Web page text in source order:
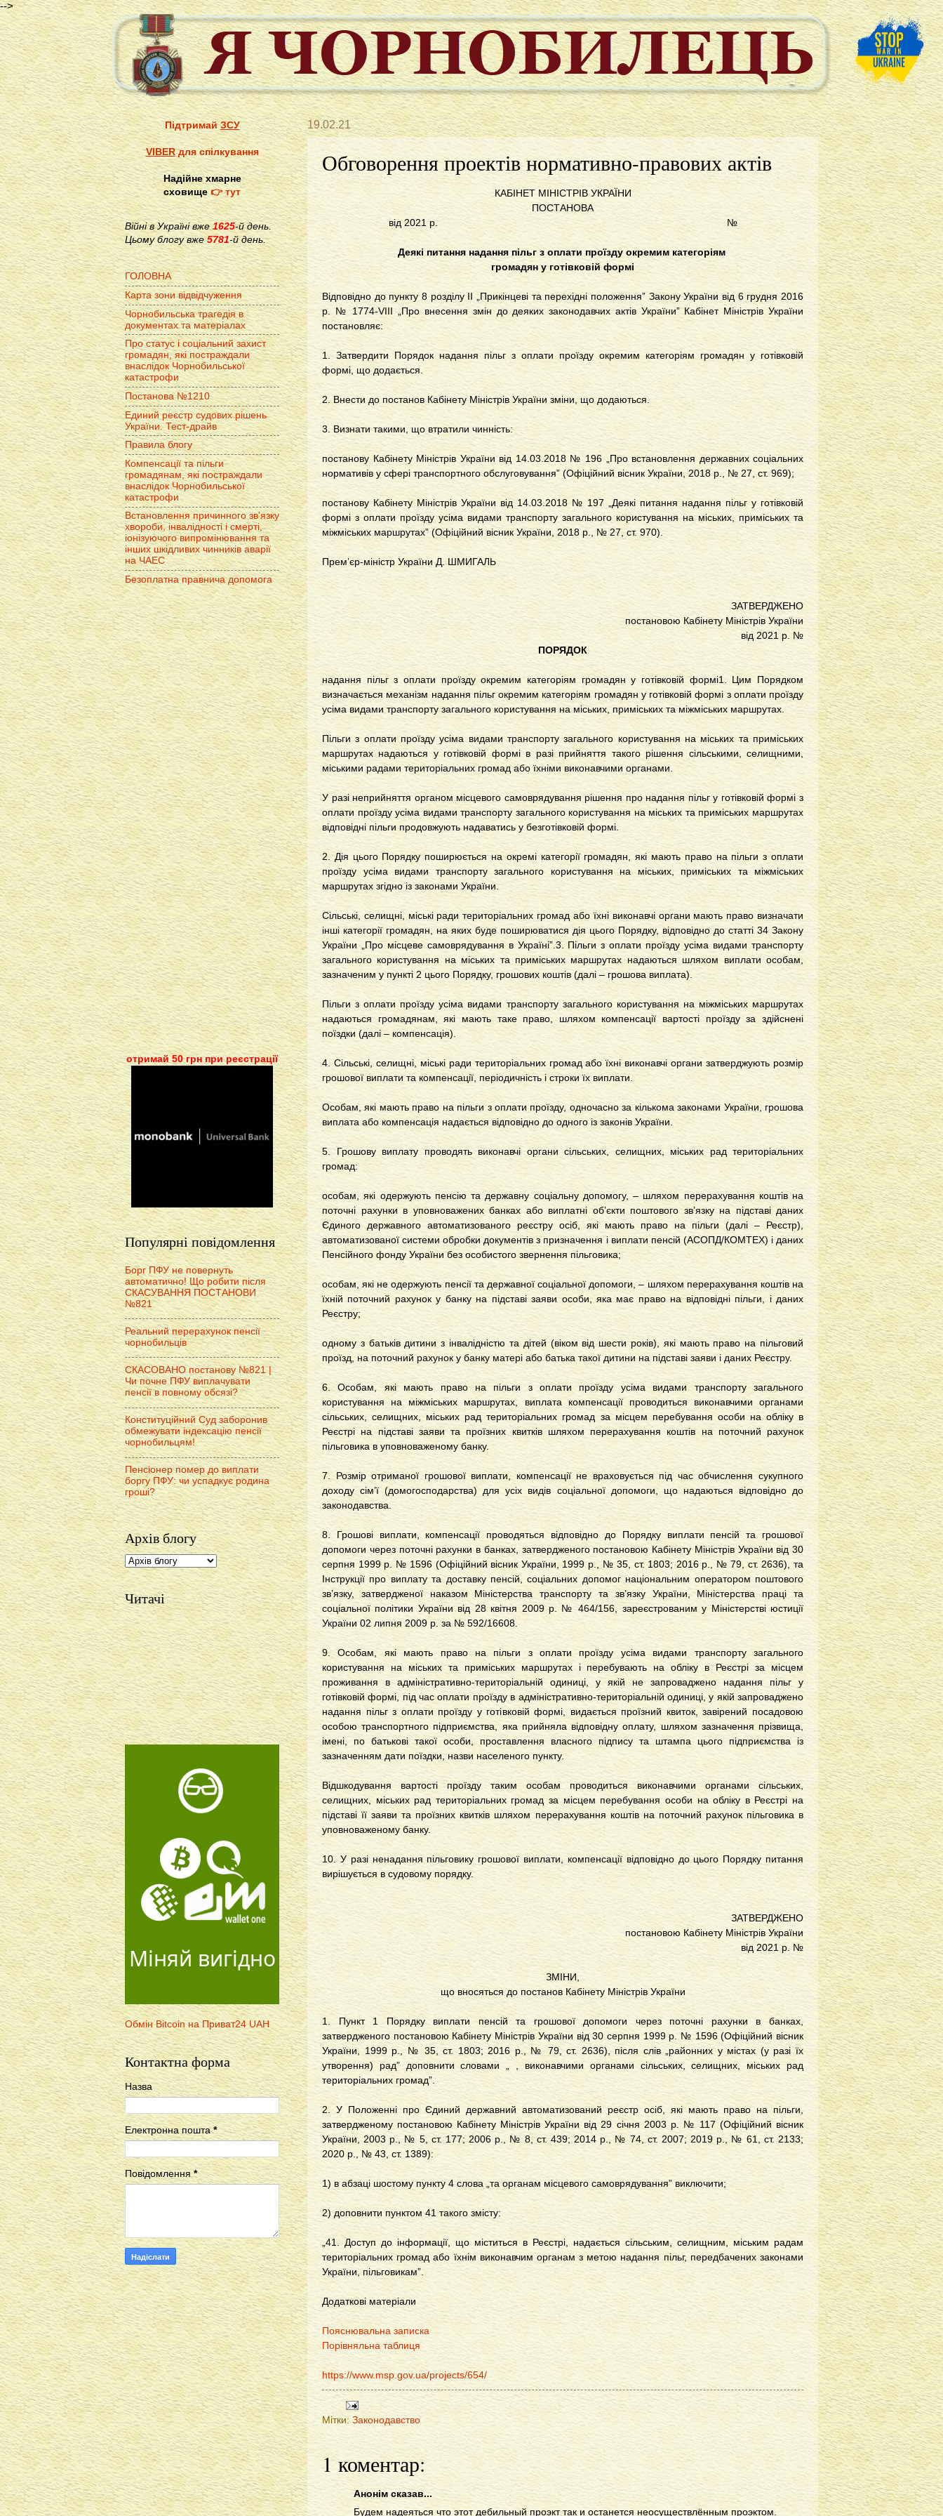
-->
19.02.21
Обговорення проектів нормативно-правових актів
КАБІНЕТ МІНІСТРІВ УКРАЇНИ
ПОСТАНОВА
від 2021 р. №
Деякі питання надання пільг з оплати проїзду окремим категоріям
громадян у готівковій формі
Відповідно до пункту 8 розділу II „Прикінцеві та перехідні положення” Закону України від 6 грудня 2016
р. № 1774-VIII „Про внесення змін до деяких законодавчих актів України” Кабінет Міністрів України
постановляє:
1. Затвердити Порядок надання пільг з оплати проїзду окремим категоріям громадян у готівковій
формі, що додається.
2. Внести до постанов Кабінету Міністрів України зміни, що додаються.
3. Визнати такими, що втратили чинність:
постанову Кабінету Міністрів України від 14.03.2018 № 196 „Про встановлення державних соціальних
нормативів у сфері транспортного обслуговування” (Офіційний вісник України, 2018 р., № 27, ст. 969);
постанову Кабінету Міністрів України від 14.03.2018 № 197 „Деякі питання надання пільг у готівковій
формі з оплати проїзду усіма видами транспорту загального користування на міських, приміських та
міжміських маршрутах” (Офіційний вісник України, 2018 р., № 27, ст. 970).
Прем’єр-міністр України Д. ШМИГАЛЬ
ЗАТВЕРДЖЕНО
постановою Кабінету Міністрів України
від 2021 р. №
ПОРЯДОК
надання пільг з оплати проїзду окремим категоріям громадян у готівковій формі1. Цим Порядком
визначається механізм надання пільг окремим категоріям громадян у готівковій формі з оплати проїзду
усіма видами транспорту загального користування на міських, приміських та міжміських маршрутах.
Пільги з оплати проїзду усіма видами транспорту загального користування на міських та приміських
маршрутах надаються у готівковій формі в разі прийняття такого рішення сільськими, селищними,
міськими радами територіальних громад або їхніми виконавчими органами.
У разі неприйняття органом місцевого самоврядування рішення про надання пільг у готівковій формі з
оплати проїзду усіма видами транспорту загального користування на міських та приміських маршрутах
відповідні пільги продовжують надаватись у безготівковій формі.
2. Дія цього Порядку поширюється на окремі категорії громадян, які мають право на пільги з оплати
проїзду усіма видами транспорту загального користування на міських, приміських та міжміських
маршрутах згідно із законами України.
Сільські, селищні, міські ради територіальних громад або їхні виконавчі органи мають право визначати
інші категорії громадян, на яких буде поширюватися дія цього Порядку, відповідно до статті 34 Закону
України „Про місцеве самоврядування в Україні”.3. Пільги з оплати проїзду усіма видами транспорту
загального користування на міських та приміських маршрутах надаються шляхом виплати особам,
зазначеним у пункті 2 цього Порядку, грошових коштів (далі – грошова виплата).
Пільги з оплати проїзду усіма видами транспорту загального користування на міжміських маршрутах
надаються громадянам, які мають таке право, шляхом компенсації вартості проїзду за здійснені
поїздки (далі – компенсація).
4. Сільські, селищні, міські ради територіальних громад або їхні виконавчі органи затверджують розмір
грошової виплати та компенсації, періодичність і строки їх виплати.
Особам, які мають право на пільги з оплати проїзду, одночасно за кількома законами України, грошова
виплата або компенсація надається відповідно до одного із законів України.
5. Грошову виплату проводять виконавчі органи сільських, селищних, міських рад територіальних
громад:
особам, які одержують пенсію та державну соціальну допомогу, – шляхом перерахування коштів на
поточні рахунки в уповноважених банках або виплатні об’єкти поштового зв’язку на підставі даних
Єдиного державного автоматизованого реєстру осіб, які мають право на пільги (далі – Реєстр),
автоматизованої системи обробки документів з призначення і виплати пенсій (АСОПД/КОМТЕХ) і даних
Пенсійного фонду України без особистого звернення пільговика;
особам, які не одержують пенсії та державної соціальної допомоги, – шляхом перерахування коштів на
їхній поточний рахунок у банку на підставі заяви особи, яка має право на відповідні пільги, і даних
Реєстру;
одному з батьків дитини з інвалідністю та дітей (віком від шести років), які мають право на пільговий
проїзд, на поточний рахунок у банку матері або батька такої дитини на підставі заяви і даних Реєстру.
6. Особам, які мають право на пільги з оплати проїзду усіма видами транспорту загального
користування на міжміських маршрутах, виплата компенсації проводиться виконавчими органами
сільських, селищних, міських рад територіальних громад за місцем перебування особи на обліку в
Реєстрі на підставі заяви та проїзних квитків шляхом перерахування коштів на поточний рахунок
пільговика в уповноваженому банку.
7. Розмір отриманої грошової виплати, компенсації не враховується під час обчислення сукупного
доходу сім’ї (домогосподарства) для усіх видів соціальної допомоги, що надаються відповідно до
законодавства.
8. Грошові виплати, компенсації проводяться відповідно до Порядку виплати пенсій та грошової
допомоги через поточні рахунки в банках, затвердженого постановою Кабінету Міністрів України від 30
серпня 1999 р. № 1596 (Офіційний вісник України, 1999 р., № 35, ст. 1803; 2016 р., № 79, ст. 2636), та
Інструкції про виплату та доставку пенсій, соціальних допомог національним оператором поштового
зв’язку, затвердженої наказом Міністерства транспорту та зв’язку України, Міністерства праці та
соціальної політики України від 28 квітня 2009 р. № 464/156, зареєстрованим у Міністерстві юстиції
України 02 липня 2009 р. за № 592/16608.
9. Особам, які мають право на пільги з оплати проїзду усіма видами транспорту загального
користування на міських та приміських маршрутах і перебувають на обліку в Реєстрі за місцем
проживання в адміністративно-територіальній одиниці, у якій не запроваджено надання пільг у
готівковій формі, під час оплати проїзду в адміністративно-територіальній одиниці, у якій запроваджено
надання пільг з оплати проїзду у готівковій формі, видається проїзний квиток, завірений посадовою
особою транспортного підприємства, яка прийняла відповідну оплату, шляхом зазначення прізвища,
імені, по батькові такої особи, проставлення власного підпису та штампа цього підприємства із
зазначенням дати поїздки, назви населеного пункту.
Відшкодування вартості проїзду таким особам проводиться виконавчими органами сільських,
селищних, міських рад територіальних громад за місцем перебування особи на обліку в Реєстрі на
підставі її заяви та проїзних квитків шляхом перерахування коштів на поточний рахунок пільговика в
уповноваженому банку.
10. У разі ненадання пільговику грошової виплати, компенсації відповідно до цього Порядку питання
вирішується в судовому порядку.
ЗАТВЕРДЖЕНО
постановою Кабінету Міністрів України
від 2021 р. №
ЗМІНИ,
що вносяться до постанов Кабінету Міністрів України
1. Пункт 1 Порядку виплати пенсій та грошової допомоги через поточні рахунки в банках,
затвердженого постановою Кабінету Міністрів України від 30 серпня 1999 р. № 1596 (Офіційний вісник
України, 1999 р., № 35, ст. 1803; 2016 р., № 79, ст. 2636), після слів „районних у містах (у разі їх
утворення) рад” доповнити словами „ , виконавчими органами сільських, селищних, міських рад
територіальних громад”.
2. У Положенні про Єдиний державний автоматизований реєстр осіб, які мають право на пільги,
затвердженому постановою Кабінету Міністрів України від 29 січня 2003 р. № 117 (Офіційний вісник
України, 2003 р., № 5, ст. 177; 2006 р., № 8, ст. 439; 2014 р., № 74, ст. 2007; 2019 р., № 61, ст. 2133;
2020 р., № 43, ст. 1389):
1) в абзаці шостому пункту 4 слова „та органам місцевого самоврядування” виключити;
2) доповнити пунктом 41 такого змісту:
„41. Доступ до інформації, що міститься в Реєстрі, надається сільським, селищним, міським радам
територіальних громад або їхнім виконавчим органам з метою надання пільг, передбачених законами
України, пільговикам”.
Додаткові матеріали
Пояснювальна записка
Порівняльна таблиця
https://www.msp.gov.ua/projects/654/
Мітки: Законодавство
1 коментар:
Анонім сказав...
Будем надеяться что этот дебильный проэкт так и останется неосуществлённым проэктом.
ПідтримайЗСУ
VIBERдля спілкування
Надійне хмарне
сховище👉 тут
Війні в Україні вже1625-й день.
Цьому блогу вже 5781-й день.
ГОЛОВНА
Карта зони відвідчуження
Чорнобильська трагедія в
документах та матеріалах
Про статус і соціальний захист
громадян, які постраждали
внаслідок Чорнобильської
катастрофи
Постанова №1210
Единий реєстр судових рішень
України. Тест-драйв
Правила блогу
Компенсації та пільги
громадянам, які постраждали
внаслідок Чорнобильської
катастрофи
Встановлення причинного зв'язку
хвороби, інвалідності і смерті,
іонізуючого випромінювання та
інших шкідливих чинників аварії
на ЧАЕС
Безоплатна правнича допомога
отримай 50 грн при реєстрації
Популярні повідомлення
Борг ПФУ не повернуть
автоматично! Що робити після
СКАСУВАННЯ ПОСТАНОВИ
№821
Реальний перерахунок пенсії
чорнобильців
СКАСОВАНО постанову №821 |
Чи почне ПФУ виплачувати
пенсії в повному обсязі?
Конституційний Суд заборонив
обмежувати індексацію пенсії
чорнобильцям!
Пенсіонер помер до виплати
боргу ПФУ: чи успадкує родина
гроші?
Архів блогу
Читачі
Міняй вигідно
Обмін Bitcoin на Приват24 UAH
Контактна форма
Назва
Електронна пошта*
Повідомлення*